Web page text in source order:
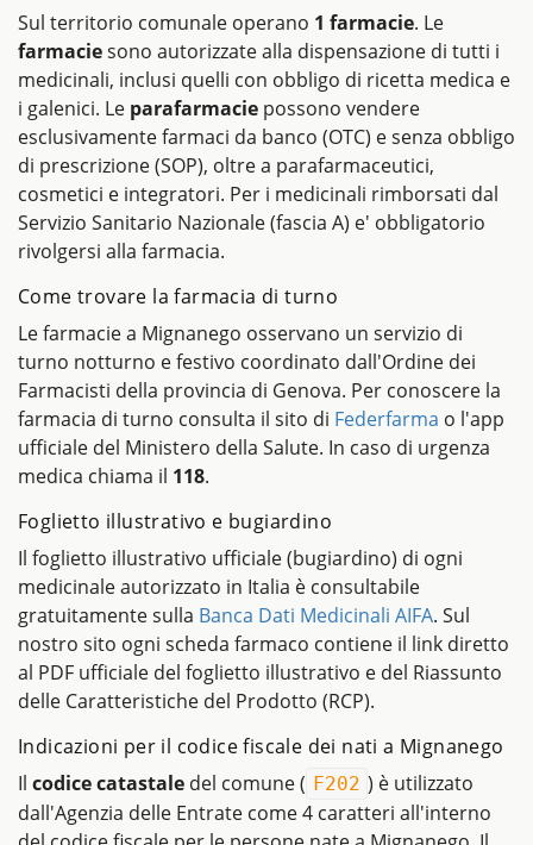
Sul territorio comunale operano 1 farmacie. Le
farmaciesono autorizzate alla dispensazione di tutti i
medicinali, inclusi quelli con obbligo di ricetta medica e
i galenici. Le parafarmacie possono vendere
esclusivamente farmaci da banco (OTC) e senza obbligo
di prescrizione (SOP), oltre a parafarmaceutici,
cosmetici e integratori. Per i medicinali rimborsati dal
Servizio Sanitario Nazionale (fascia A) e' obbligatorio
rivolgersi alla farmacia.
Come trovare la farmacia di turno
Le farmacie a Mignanego osservano un servizio di
turno notturno e festivo coordinato dall'Ordine dei
Farmacisti della provincia di Genova. Per conoscere la
farmacia di turno consulta il sito di Federfarma o l'app
ufficiale del Ministero della Salute. In caso di urgenza
medica chiama il 118.
Foglietto illustrativo e bugiardino
Il foglietto illustrativo ufficiale (bugiardino) di ogni
medicinale autorizzato in Italia è consultabile
gratuitamente sulla Banca Dati Medicinali AIFA. Sul
nostro sito ogni scheda farmaco contiene il link diretto
al PDF ufficiale del foglietto illustrativo e del Riassunto
delle Caratteristiche del Prodotto (RCP).
Indicazioni per il codice fiscale dei nati a Mignanego
Il codice catastale del comune ( F202 ) è utilizzato
dall'Agenzia delle Entrate come 4 caratteri all'interno